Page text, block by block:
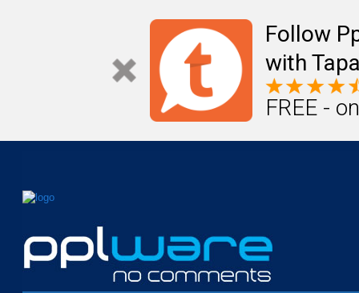
Follow
with
FREE -